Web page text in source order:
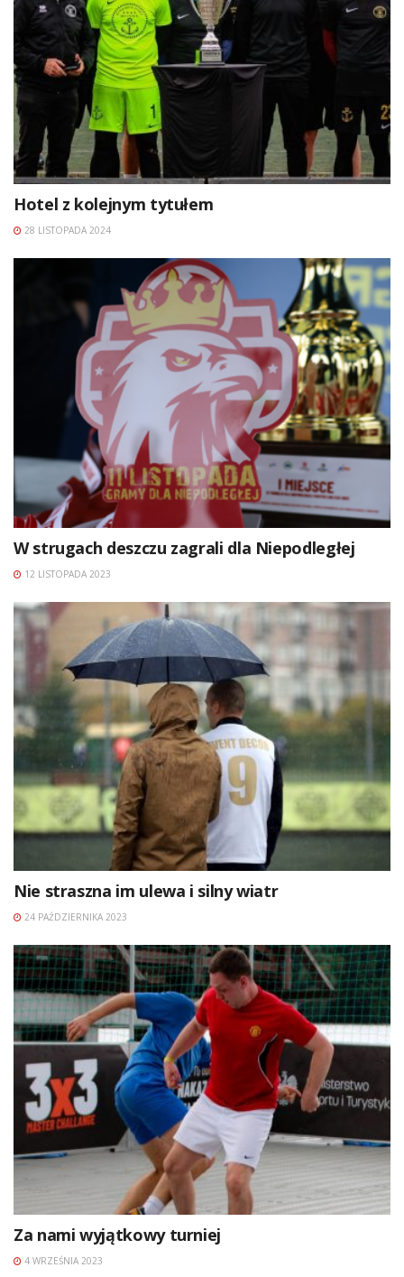
Hotel z kolejnym tytułem
28 LISTOPADA 2024
W strugach deszczu zagrali dla Niepodległej
12 LISTOPADA 2023
Nie straszna im ulewa i silny wiatr
24 PAŹDZIERNIKA 2023
Za nami wyjątkowy turniej
4 WRZEŚNIA 2023